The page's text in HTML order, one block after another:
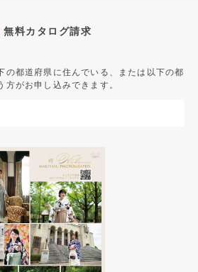
無料カタログ請求
の都道府県に住んでいる、または以下の都
がお申し込みできます。